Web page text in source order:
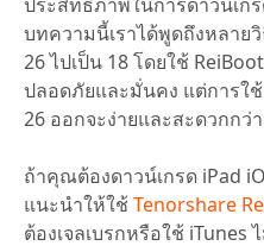
บทความนี้เราได้พูดถึงหลาย
26 ไปเป็น 18 โดยใช้
ปลอดภัยและมั่นคง แต่การใ
26 ออกจะง่ายและสะดวกกว่
ถ้าคุณต้องดาวน์เกรด iPad
แนะนำให้ใช้Tenorshare
ต้องเจลเบรกหรือใช้ iTunes